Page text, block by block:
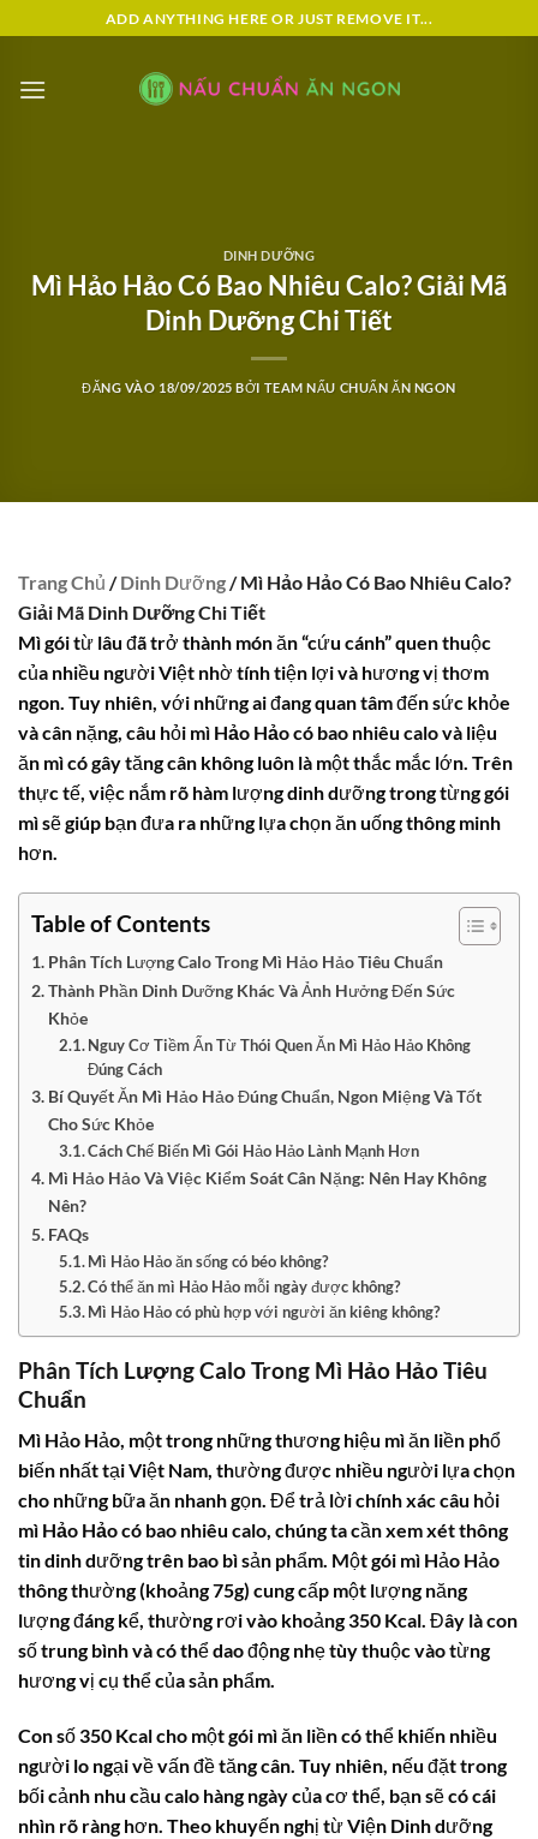
qua
dung
ADD ANYTHING HERE OR JUST REMOVE IT...
DINH DƯỠNG
Mì Hảo Hảo Có Bao Nhiêu Calo? Giải Mã
Dinh Dưỡng Chi Tiết
ĐĂNG VÀO 18/09/2025 BỞI TEAM NẤU CHUẨN ĂN NGON
Trang Chủ /Dinh Dưỡng/ Mì Hảo Hảo Có Bao Nhiêu Calo?
Giải Mã Dinh Dưỡng Chi Tiết
Mì gói từ lâu đã trở thành món ăn “cứu cánh” quen thuộc
của nhiều người Việt nhờ tính tiện lợi và hương vị thơm
ngon. Tuy nhiên, với những ai đang quan tâm đến sức khỏe
và cân nặng, câu hỏi mì Hảo Hảo có bao nhiêu calovà liệu
ăn mì có gây tăng cân không luôn là một thắc mắc lớn. Trên
thực tế, việc nắm rõ hàm lượng dinh dưỡng trong từng gói
mì sẽ giúp bạn đưa ra những lựa chọn ăn uống thông minh
hơn.
Table of Contents
Phân Tích Lượng Calo Trong Mì Hảo Hảo Tiêu Chuẩn
Thành Phần Dinh Dưỡng Khác Và Ảnh Hưởng Đến Sức
Khỏe
Nguy Cơ Tiềm Ẩn Từ Thói Quen Ăn Mì Hảo Hảo Không
Đúng Cách
Bí Quyết Ăn Mì Hảo Hảo Đúng Chuẩn, Ngon Miệng Và Tốt
Cho Sức Khỏe
Cách Chế Biến Mì Gói Hảo Hảo Lành Mạnh Hơn
Mì Hảo Hảo Và Việc Kiểm Soát Cân Nặng: Nên Hay Không
Nên?
FAQs
Mì Hảo Hảo ăn sống có béo không?
Có thể ăn mì Hảo Hảo mỗi ngày được không?
Mì Hảo Hảo có phù hợp với người ăn kiêng không?
Phân Tích Lượng Calo Trong Mì Hảo Hảo Tiêu
Chuẩn
Mì Hảo Hảo, một trong những thương hiệu mì ăn liền phổ
biến nhất tại Việt Nam, thường được nhiều người lựa chọn
cho những bữa ăn nhanh gọn. Để trả lời chính xác câu hỏi
mì Hảo Hảo có bao nhiêu calo, chúng ta cần xem xét thông
tin dinh dưỡng trên bao bì sản phẩm. Một gói mì Hảo Hảo
thông thường (khoảng 75g) cung cấp một lượng năng
lượng đáng kể, thường rơi vào khoảng350 Kcal. Đây là con
số trung bình và có thể dao động nhẹ tùy thuộc vào từng
hương vị cụ thể của sản phẩm.
Con số 350 Kcal cho một gói mì ăn liền có thể khiến nhiều
người lo ngại về vấn đề tăng cân. Tuy nhiên, nếu đặt trong
bối cảnh nhu cầu calo hàng ngày của cơ thể, bạn sẽ có cái
nhìn rõ ràng hơn. Theo khuyến nghị từ Viện Dinh dưỡng